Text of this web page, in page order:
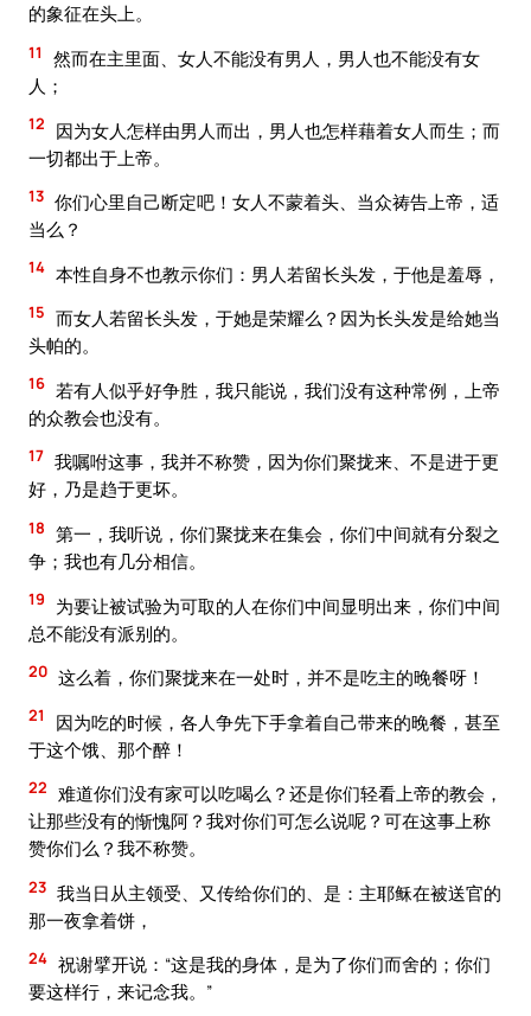
的象征在头上。
11
然而在主里面、女人不能没有男人，男人也不能没有女
人；
12
因为女人怎样由男人而出，男人也怎样藉着女人而生；而
一切都出于上帝。
13 你们心里自己断定吧！女人不蒙着头、当众祷告上帝，适
当么？
14 本性自身不也教示你们：男人若留长头发，于他是羞辱，
15 而女人若留长头发，于她是荣耀么？因为长头发是给她当
头帕的。
16 若有人似乎好争胜，我只能说，我们没有这种常例，上帝
的众教会也没有。
17 我嘱咐这事，我并不称赞，因为你们聚拢来、不是进于更
好，乃是趋于更坏。
18 第一，我听说，你们聚拢来在集会，你们中间就有分裂之
争；我也有几分相信。
19
为要让被试验为可取的人在你们中间显明出来，你们中间
总不能没有派别的。
20 这么着，你们聚拢来在一处时，并不是吃主的晚餐呀！
21
因为吃的时候，各人争先下手拿着自己带来的晚餐，甚至
于这个饿、那个醉！
22 难道你们没有家可以吃喝么？还是你们轻看上帝的教会，
让那些没有的惭愧阿？我对你们可怎么说呢？可在这事上称
赞你们么？我不称赞。
23 我当日从主领受、又传给你们的、是：主耶稣在被送官的
那一夜拿着饼，
24 祝谢擘开说：“这是我的身体，是为了你们而舍的；你们
要这样行，来记念我。”